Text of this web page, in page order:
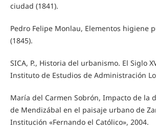
ciudad (1841).
Pedro Felipe Monlau, Elementos higiene
(1845).
SICA, P., Historia del urbanismo. El Siglo
Instituto de Estudios de Administración
María del Carmen Sobrón, Impacto de la
de Mendizábal en el paisaje urbano de
Institución «Fernando el Católico», 2004.